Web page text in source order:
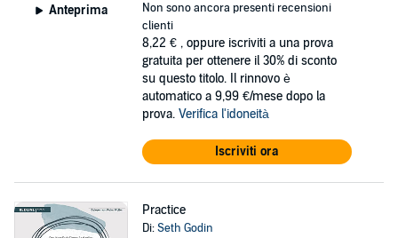
Anteprima
Non sono ancora presenti recensioni
clienti
8,22 € , oppure iscriviti a una prova
gratuita per ottenere il 30% di sconto
su questo titolo. Il rinnovo è
automatico a 9,99 €/mese dopo la
prova. Verifica l'idoneità
Iscriviti ora
Practice
Di:Seth Godin